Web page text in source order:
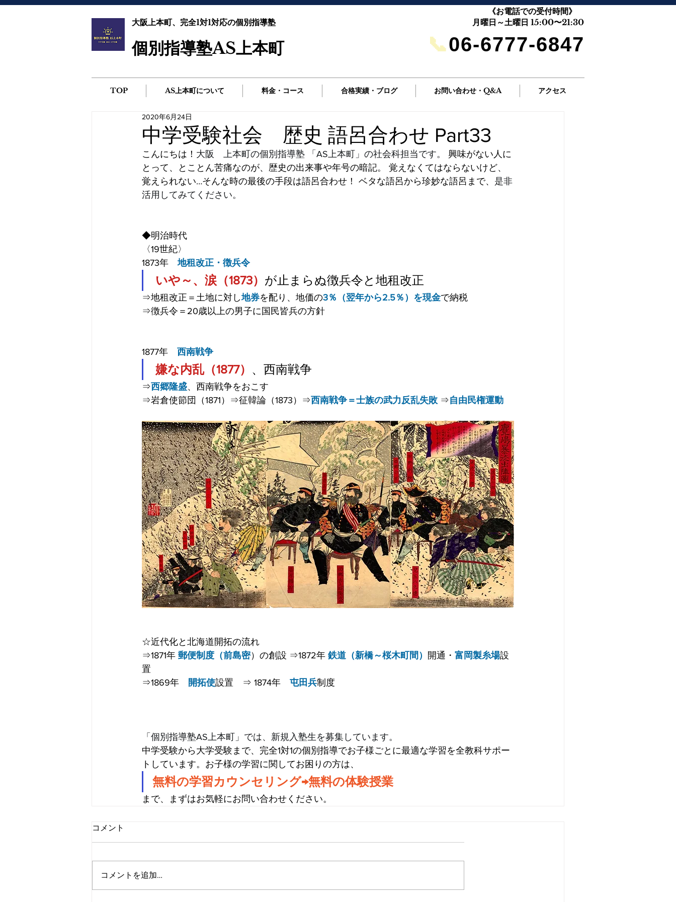
大阪上本町、完全1対1対応の個別指導塾 月曜日～土曜日 15:00〜21:30
《お電話での受付時間》
個別指導塾AS上本町 📞06-6777-6847
TOP AS上本町について 料金・コース 合格実績・ブログ お問い合わせ・Q&A アクセス
中学受験社会 歴史 語呂合わせ Part33
2020年6月24日
こんにちは！ 大阪　上本町の個別指導塾 「AS上本町」の社会科担当です。
興味がない人に
とって、とことん苦痛なのが、歴史の出来事や年号の暗記。 覚えなくてはならないけど、
覚えられない…そんな時の最後の手段は語呂合わせ！ ベタな語呂から珍妙な語呂まで、 是非
活用してみてください。
◆明治時代
〈19世紀〉
1873年 地租改正・徴兵令
いや～、涙（1873） が止まらぬ徴兵令と地租改正
⇒地租改正＝土地に対し地券を配り、地価の3％（翌年から2.5％）を現金で納税
⇒徴兵令＝20歳以上の男子に国民皆兵の方針
1877年 西南戦争
嫌な内乱（1877） 、西南戦争
⇒西郷隆盛、西南戦争をおこす
⇒岩倉使節団（1871）⇒征韓論（1873）⇒西南戦争＝士族の武力反乱失敗 ⇒自由民権運動
☆近代化と北海道開拓の流れ
⇒1871年 郵便制度（前島密）の創設 ⇒1872年 鉄道（新橋～桜木町間） 開通・ 富岡製糸場設
置
⇒1869年
開拓使設置　⇒ 1874年 屯田兵制度
「個別指導塾AS上本町」では、新規入塾生を募集しています。
中学受験から大学受験まで、完全1対1の個別指導でお子様ごとに最適な学習を全教科サポー
トしています。お子様の学習に関してお困りの方は、
無料の学習カウンセリング→無料の体験授業
まで、まずはお気軽にお問い合わせください。
コメント
コメントを追加…